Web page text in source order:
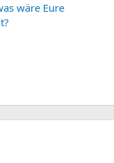
wäre Eure